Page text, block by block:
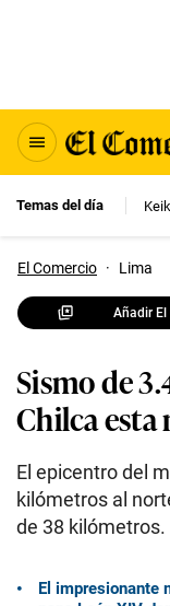
Temas del día
El Comercio · Lima
Añadir El
Sismo de
Chilca esta
El epicentro del
kilómetros al
de 38 kilómetros.
El impresionante